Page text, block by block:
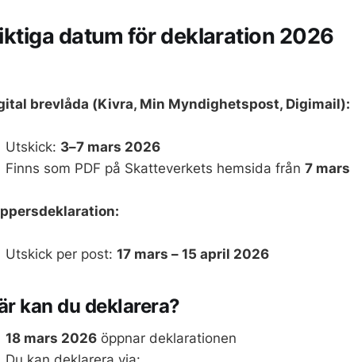
datum för deklaration 2026
brevlåda (Kivra, Min Myndighetspost, Digimail):
Utskick: 3–7 mars 2026
Finns som PDF på Skatteverkets hemsida från 7 mars
Utskick per post: 17 mars – 15 april 2026
kan du deklarera?
18 mars 2026 öppnar deklarationen